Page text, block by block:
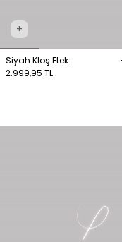
+
Siyah Kloş Etek
2.999,95 TL